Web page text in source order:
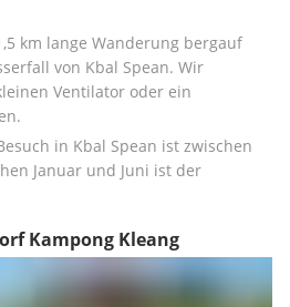
km lange Wanderung bergauf
von Kbal Spean. Wir
Ventilator oder ein
in Kbal Spean ist zwischen
Januar und Juni ist der
Kampong Kleang